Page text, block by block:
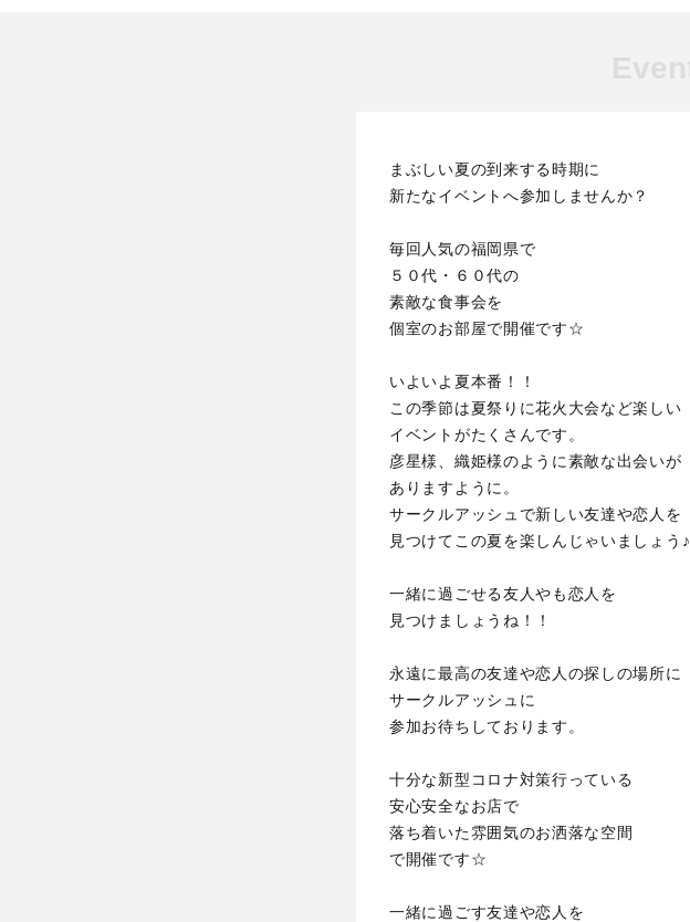
まぶしい夏の到来する時期に
新たなイベントへ参加しませんか？
毎回人気の福岡県で
５０代・６０代の
素敵な食事会を
個室のお部屋で開催です☆
いよいよ夏本番！！
この季節は夏祭りに花火大会など楽しい
イベントがたくさんです。
彦星様、織姫様のように素敵な出会いが
ありますように。
サークルアッシュで新しい友達や恋人を
見つけてこの夏を楽しんじゃいましょう♪
一緒に過ごせる友人やも恋人を
見つけましょうね！！
永遠に最高の友達や恋人の探しの場所に
サークルアッシュに
参加お待ちしております。
十分な新型コロナ対策行っている
安心安全なお店で
落ち着いた雰囲気のお洒落な空間
で開催です☆
一緒に過ごす友達や恋人を